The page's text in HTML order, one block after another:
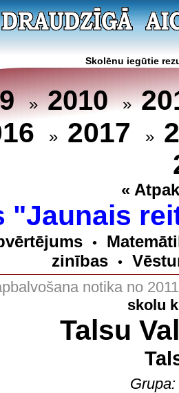
Skolēnu iegūtie
»2010»
» 2017 »
«
"Jaunais
•
zinības
•
notika no
skolu
Talsu
Grupa: